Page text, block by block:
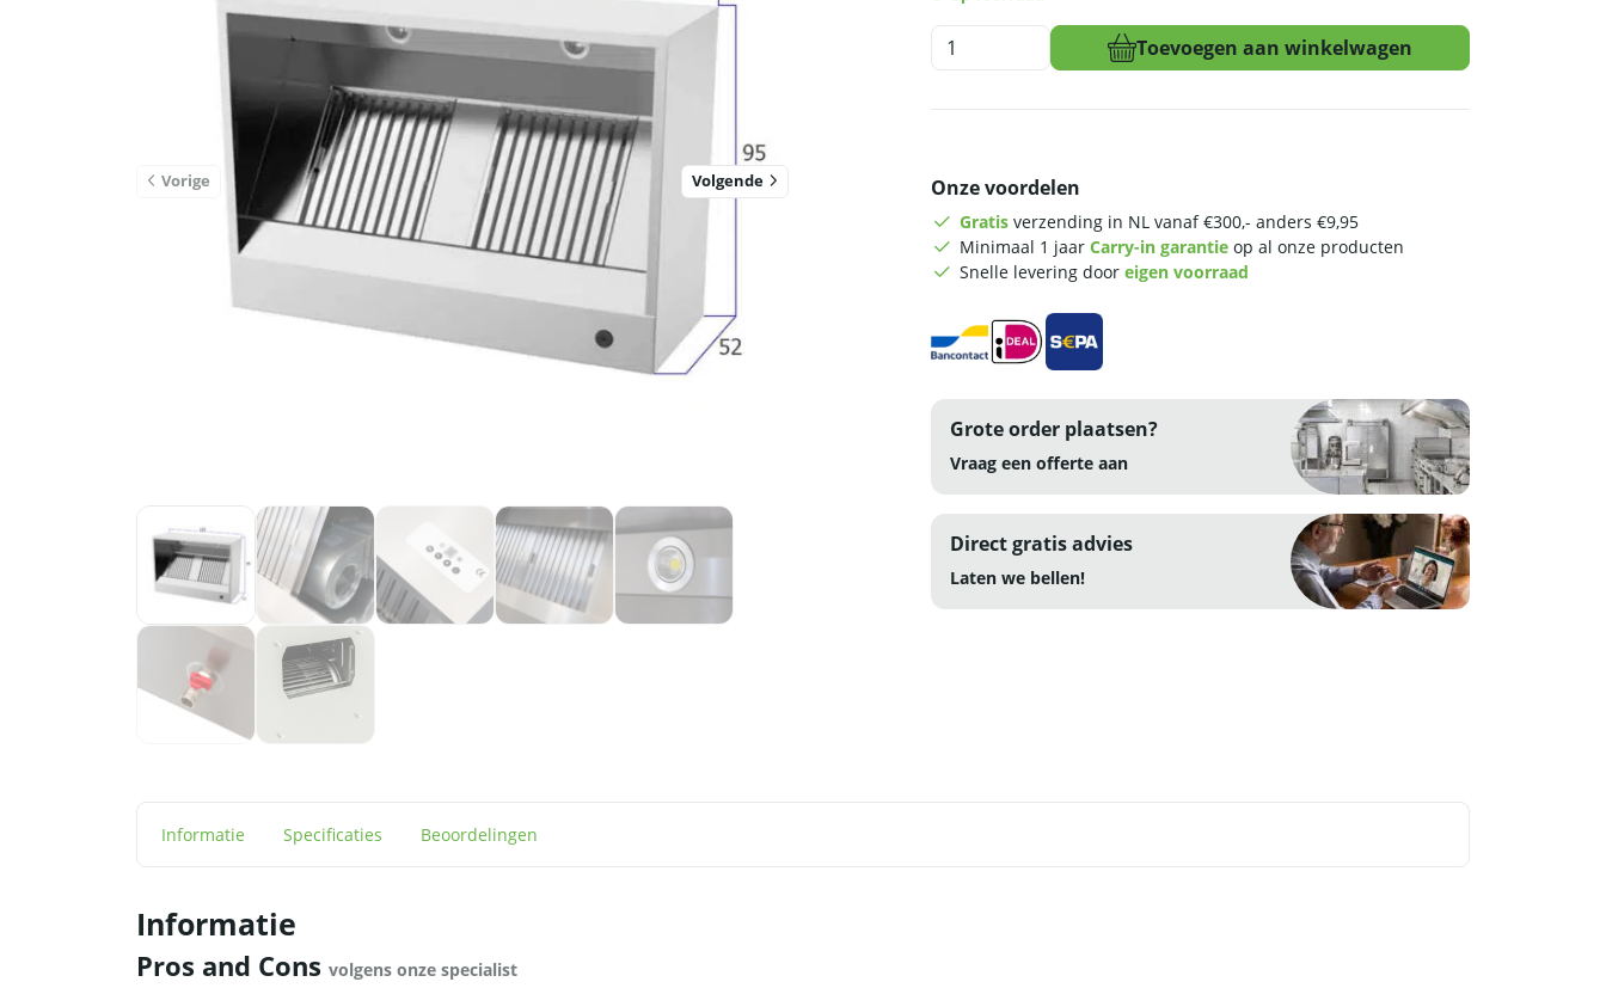
Vorige Volgende
HCB
Afzuigkap
met
motor
120
230V
-
Toevoegen aan winkelwagen
Onze voordelen
Gratis verzending in NL vanaf €300,- anders €9,95
Minimaal 1 jaar Carry-in garantie op al onze producten
Snelle levering door eigen voorraad
Grote order plaatsen?
Vraag een offerte aan
Direct gratis advies
Laten we bellen!
Informatie Specificaties Beoordelingen
Informatie
Pros and Cons volgens onze specialist